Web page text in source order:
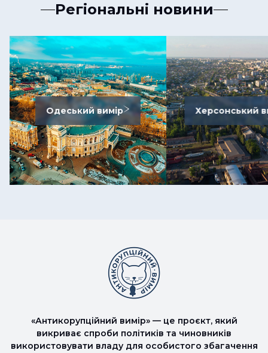
Регіональні новини
Одеський вимір Херсонський
«Антикорупційний вимір» — це проєкт, який
викриває спроби політиків та чиновників
використовувати владу для особистого збагачення